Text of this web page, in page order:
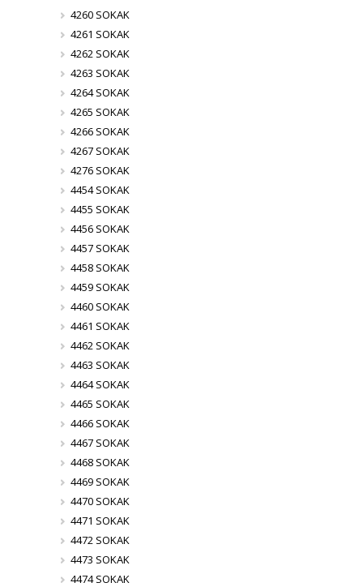
4260 SOKAK
4261 SOKAK
4262 SOKAK
4263 SOKAK
4264 SOKAK
4265 SOKAK
4266 SOKAK
4267 SOKAK
4276 SOKAK
4454 SOKAK
4455 SOKAK
4456 SOKAK
4457 SOKAK
4458 SOKAK
4459 SOKAK
4460 SOKAK
4461 SOKAK
4462 SOKAK
4463 SOKAK
4464 SOKAK
4465 SOKAK
4466 SOKAK
4467 SOKAK
4468 SOKAK
4469 SOKAK
4470 SOKAK
4471 SOKAK
4472 SOKAK
4473 SOKAK
4474 SOKAK